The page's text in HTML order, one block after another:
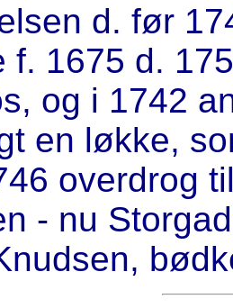
d. før
f. 1675 d.
og i 1742
en løkke,
overdrog
- nu